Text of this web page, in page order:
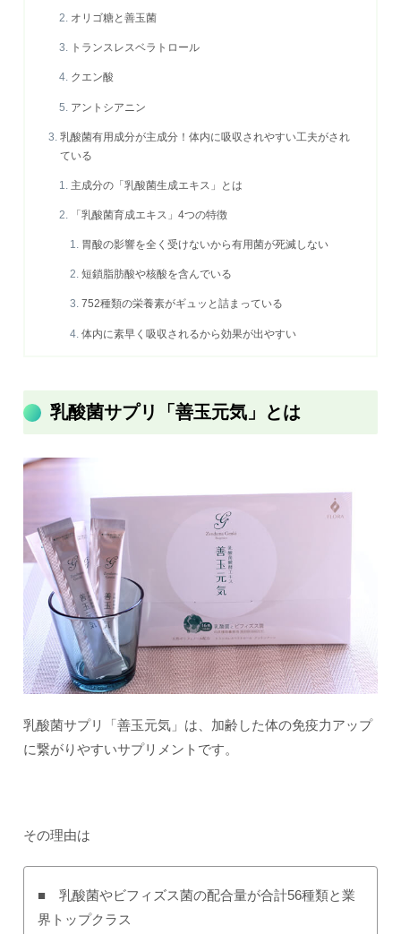
オリゴ糖と善玉菌
トランスレスベラトロール
クエン酸
アントシアニン
乳酸菌有用成分が主成分！体内に吸収されやすい工夫がされ
ている
主成分の「乳酸菌生成エキス」とは
「乳酸菌育成エキス」4つの特徴
胃酸の影響を全く受けないから有用菌が死滅しない
短鎖脂肪酸や核酸を含んでいる
752種類の栄養素がギュッと詰まっている
体内に素早く吸収されるから効果が出やすい
乳酸菌サプリ「善玉元気」とは
乳酸菌サプリ「善玉元気」は、加齢した体の免疫力アップ
に繋がりやすいサプリメントです。
その理由は
■ 乳酸菌やビフィズス菌の配合量が合計56種類と業
界トップクラス